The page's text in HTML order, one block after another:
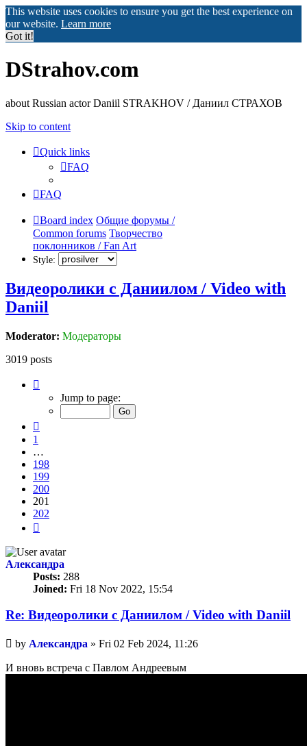
This website uses cookies to ensure you get the best experience on
our website. Learn more
Got it!
DStrahov.com
about Russian actor Daniil STRAKHOV / Даниил СТРАХОВ
Skip to content
Quick links
FAQ
FAQ
Board index Общие форумы /
Common forums Творчество
поклонников / Fan Art
Style:
Видеоролики с Даниилом / Video with
Daniil
Moderator: Модераторы
3019 posts
201
Jump to page:
1
…
198
199
200
201
202
Александра
Posts: 288
Joined: Fri 18 Nov 2022, 15:54
Re: Видеоролики с Даниилом / Video with Daniil
Unread
post
by Александра » Fri 02 Feb 2024, 11:26
И вновь встреча с Павлом Андреевым